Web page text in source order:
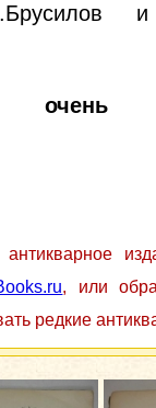
очень
, или
редкие